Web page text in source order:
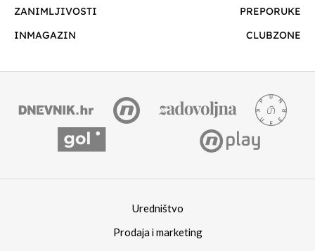
ZANIMLJIVOSTI
PREPORUKE
INMAGAZIN
CLUBZONE
Uredništvo
Prodaja i marketing